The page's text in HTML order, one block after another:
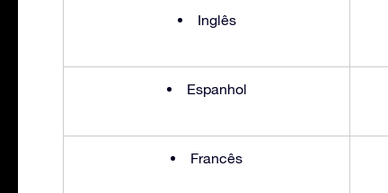
Inglês
Espanhol
Francês